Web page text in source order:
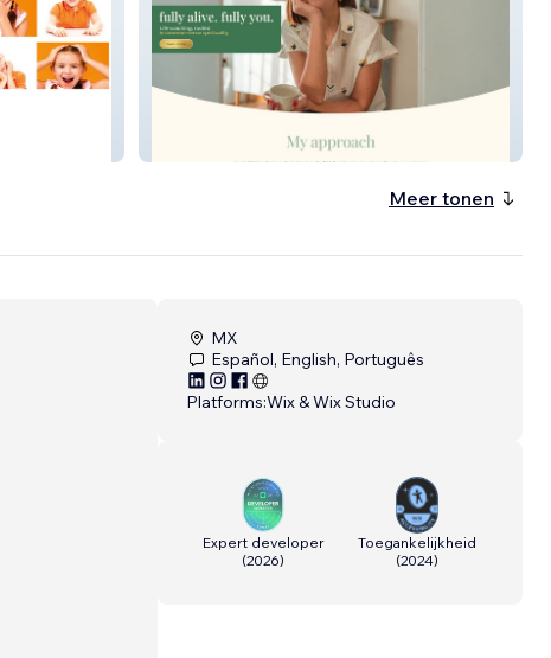
Meer tonen
MX
Español, English, Português
Platforms:Wix & Wix Studio
Expert developer
(2026)
Toegankelijkheid
(2024)